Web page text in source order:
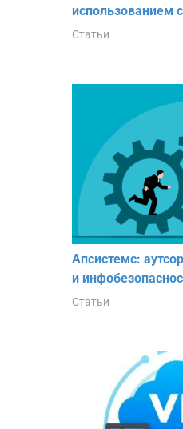
использованием
Статьи
Апсистемс:
и
Статьи